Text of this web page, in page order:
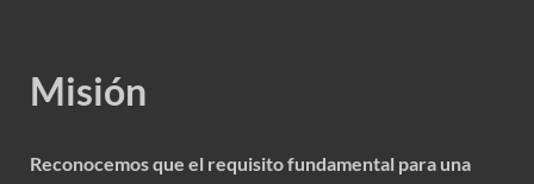
Misión
Reconocemos que el requisito fundamental para una